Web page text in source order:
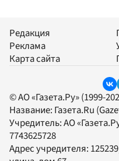
Редакция
Реклама
Карта сайта
© АО «Газета.Ру» (1999-
Название: Газета.Ru
Учредитель:АО
7743625728
Адрес учредителя: